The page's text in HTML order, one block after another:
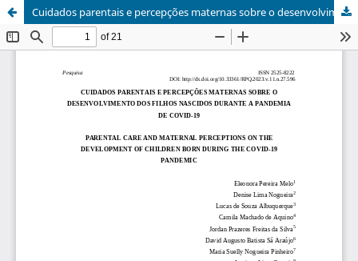
Cuidados parentais e percepções maternas sobre o desenvolvimento dos filhos nascidos durante a pandemia de COVID-19